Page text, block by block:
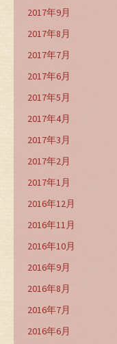
2017年9月
2017年8月
2017年7月
2017年6月
2017年5月
2017年4月
2017年3月
2017年2月
2017年1月
2016年12月
2016年11月
2016年10月
2016年9月
2016年8月
2016年7月
2016年6月